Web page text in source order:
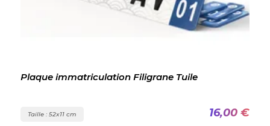
Plaque immatriculation Filigrane Tuile
Taille : 52x11 cm 16,00 €